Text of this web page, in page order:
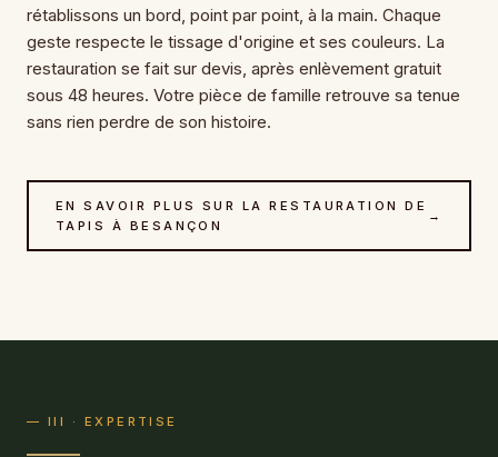
rétablissons un bord, point par point, à la main. Chaque
geste respecte le tissage d'origine et ses couleurs. La
restauration se fait sur devis, après enlèvement gratuit
sous 48 heures. Votre pièce de famille retrouve sa tenue
sans rien perdre de son histoire.
EN SAVOIR PLUS SUR LA RESTAURATION DE
TAPIS À BESANÇON
→
— III · EXPERTISE